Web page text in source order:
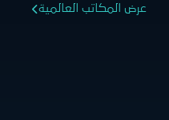
عرض المكاتب العالمية